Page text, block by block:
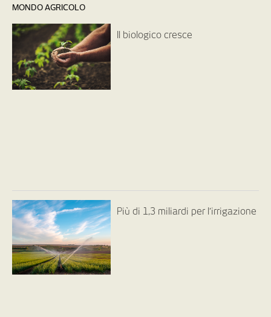
MONDO AGRICOLO
Il biologico cresce
Più di 1,3 miliardi per l’irrigazione